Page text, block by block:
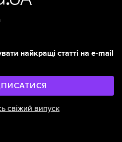
найкращі статті на e-mail
свіжий випуск